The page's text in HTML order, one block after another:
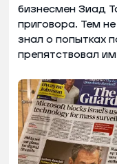
бизнесмен Зиад
приговора. Тем
знал о попытках
препятствовал